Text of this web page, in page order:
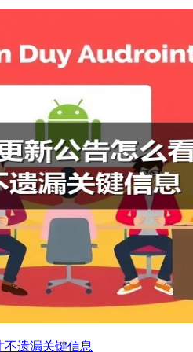
遗漏关键信息